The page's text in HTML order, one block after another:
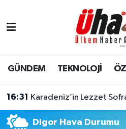
GÜNDEM TEKNOLOJİ
16:31 Karadeniz’in Lezzet
Digor Hava Durumu
İstanbul Nöbetçi
İstanbul Hava Durumu